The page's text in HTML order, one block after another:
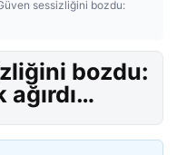
sessizliğini bozdu:
bozdu: